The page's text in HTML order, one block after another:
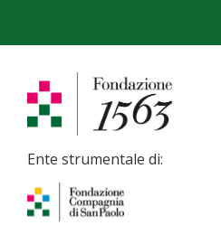
Ente strumentale di: